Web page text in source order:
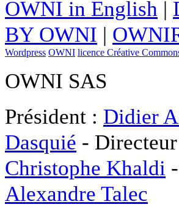
OWNI in English |
BY OWNI |
Wordpress OWNI licence Créative
OWNI SAS
Président : Didier
Dasquié -
Christophe Khaldi
Alexandre Talec